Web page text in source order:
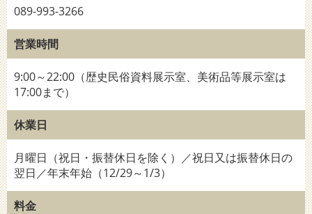
089-993-3266
営業時間
9:00～22:00（歴史民俗資料展示室、美術品等展示室は
17:00まで）
休業日
月曜日（祝日・振替休日を除く）／祝日又は振替休日の
翌日／年末年始（12/29～1/3）
料金